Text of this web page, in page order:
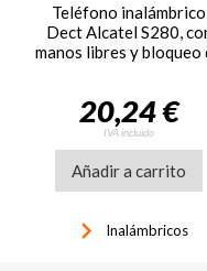
Teléfono inalámbrico
Dect Alcatel S280,
manos libres y bloqueo
20,24 €
IVA incluido
Añadir a carrito
keyboard_arrow_right Inalámbricos